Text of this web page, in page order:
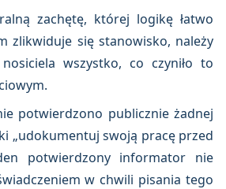
zachętę, której logikę łatwo
zlikwiduje się stanowisko, należy
wszystko, co czyniło to
potwierdzono publicznie żadnej
„udokumentuj swoją pracę przed
potwierdzony informator nie
w chwili pisania tego